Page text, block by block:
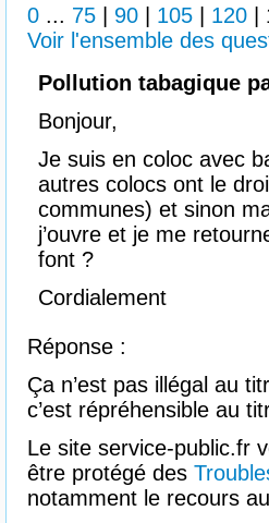
0 ... 75 90 105 120
Voir l'ensemble des
Pollution tabagique
Bonjour,
Je suis en coloc avec
autres colocs ont le
communes) et sinon
j’ouvre et je me
font ?
Cordialement
Réponse :
Ça n’est pas illégal au
c’est répréhensible au
Le site service-public.fr
être protégé des
notamment le recours au